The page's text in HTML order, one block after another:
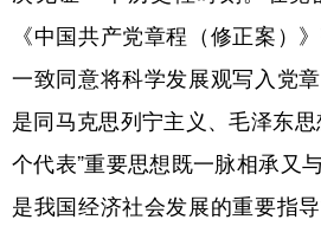
山东 河南
广东 广西
四川 贵州
陕西 甘肃
《中国共产党章程（修正案）
一致同意将科学发展观写入党
是同马克思列宁主义、毛泽东
个代表”重要思想既一脉相承又
是我国经济社会发展的重要指